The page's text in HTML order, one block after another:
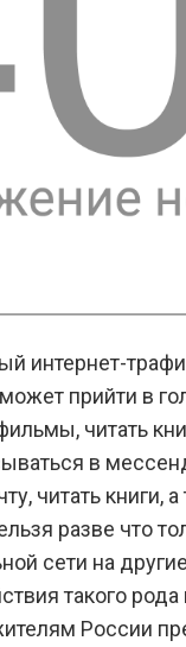
интернет-
прийти в
читать
в
читать книги,
разве что
сети на
такого
России